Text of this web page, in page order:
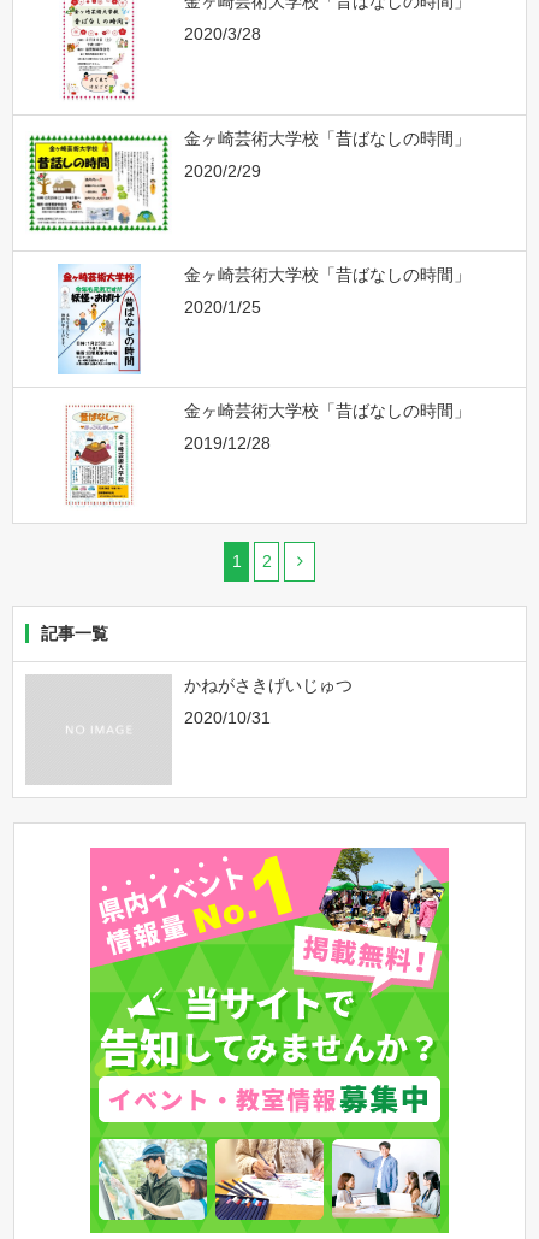
2020/3/28
金ヶ崎芸術大学校「昔ばなしの時間」
2020/2/29
金ヶ崎芸術大学校「昔ばなしの時間」
2020/1/25
金ヶ崎芸術大学校「昔ばなしの時間」
2019/12/28
1 2
記事一覧
かねがさきげいじゅつ
2020/10/31